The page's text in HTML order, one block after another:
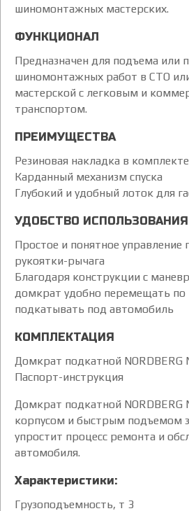
шиномонтажных мастерских.
ФУНКЦИОНАЛ
Предназначен для подъема или
шиномонтажных работ в СТО
мастерской с легковым и
транспортом.
ПРЕИМУЩЕСТВА
Резиновая накладка в комплекте
Карданный механизм спуска
Глубокий и удобный лоток для
УДОБСТВО ИСПОЛЬЗОВАНИЯ
Простое и понятное
рукоятки-рычага
Благодаря конструкции с
домкрат удобно перемещать
подкатывать под автомобиль
КОМПЛЕКТАЦИЯ
Домкрат подкатной NORDBERG
Паспорт-инструкция
Домкрат подкатной
корпусом и быстрым подъемом
упростит процесс ремонта и
автомобиля.
Характеристики:
Грузоподъемность, т 3